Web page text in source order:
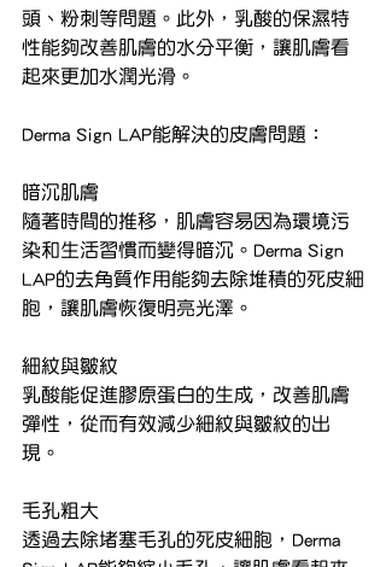
頭、粉刺等問題。此外，乳酸的保濕特
性能夠改善肌膚的水分平衡，讓肌膚看
起來更加水潤光滑。
Derma Sign LAP能解決的皮膚問題：
暗沉肌膚
隨著時間的推移，肌膚容易因為環境污
染和生活習慣而變得暗沉。Derma Sign
LAP的去角質作用能夠去除堆積的死皮細
胞，讓肌膚恢復明亮光澤。
細紋與皺紋
乳酸能促進膠原蛋白的生成，改善肌膚
彈性，從而有效減少細紋與皺紋的出
現。
毛孔粗大
透過去除堵塞毛孔的死皮細胞，Derma